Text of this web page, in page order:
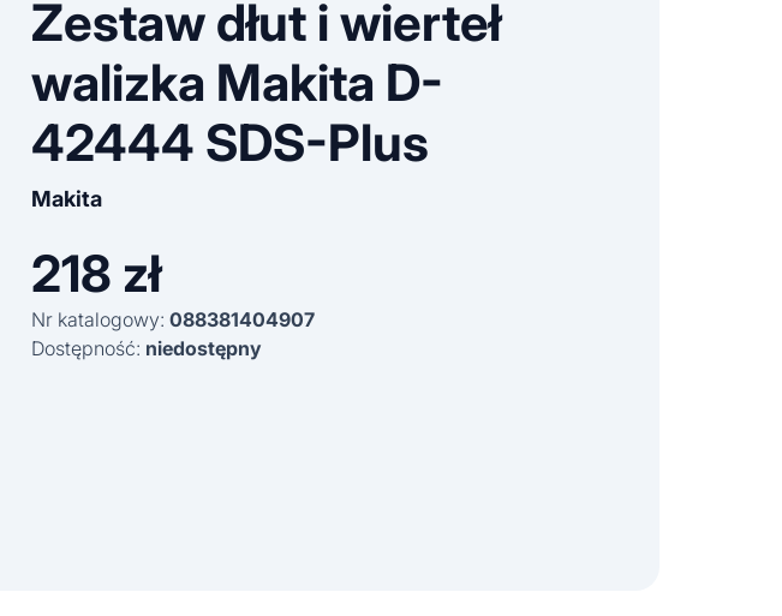
Zestaw dłut i wierteł
walizka Makita D-
42444 SDS-Plus
Makita
218 zł
Nr katalogowy: 088381404907
Dostępność: niedostępny